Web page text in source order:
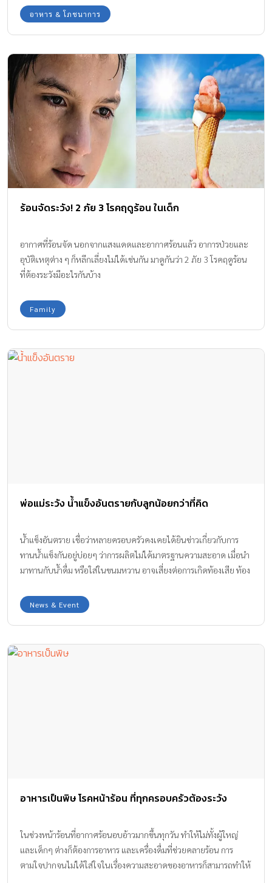
อาหาร & โภชนาการ
ร้อนจัดระวัง! 2 ภัย 3 โรคฤดูร้อน ในเด็ก
อากาศที่ร้อนจัด นอกจากแสงแดดและอากาศร้อนแล้ว อาการป่วยและ
อุบัติเหตุต่าง ๆ ก็หลีกเลี่ยงไม่ได้เช่นกัน มาดูกันว่า 2 ภัย 3 โรคฤดูร้อน
ที่ต้องระวังมีอะไรกันบ้าง
Family
พ่อแม่ระวัง น้ำแข็งอันตรายกับลูกน้อยกว่าที่คิด
น้ำแข็งอันตราย เชื่อว่าหลายครอบครัวคงเคยได้ยินข่าวเกี่ยวกับการ
ทานน้ำแข็งกันอยู่บ่อยๆ ว่าการผลิตไม่ได้มาตรฐานความสะอาด เมื่อนำ
มาทานกับน้ำดื่ม หรือใส่ในขนมหวาน อาจเสี่ยงต่อการเกิดท้องเสีย ท้อง
คุณหมอที่อธิบายในข้อเท็จจริงเกี่ยวกับการทานน้ำแข็ง มาให้ได้ทราบ
กันค่ะ
News & Event
อาหารเป็นพิษ โรคหน้าร้อน ที่ทุกครอบครัวต้องระวัง
ในช่วงหน้าร้อนที่อากาศร้อนอบอ้าวมากขึ้นทุกวัน ทำให้ไม่ทั้งผู้ใหญ่
และเด็กๆ ต่างก็ต้องการอาหาร และเครื่องดื่มที่ช่วยคลายร้อน การ
ตามใจปากจนไม่ได้ใส่ใจในเรื่องความสะอาดของอาหารก็สามารถทำให้